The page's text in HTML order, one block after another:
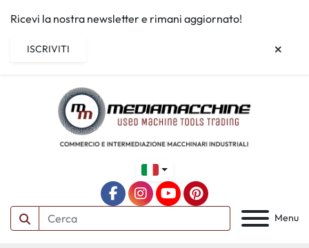
Ricevi la nostra newsletter e rimani aggiornato!
ISCRIVITI
Menu
facebookinstagram
youtubepinterest